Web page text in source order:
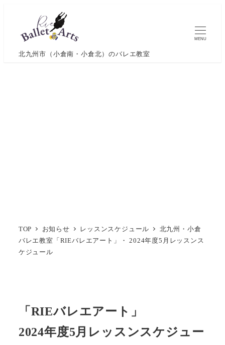
北九州市（小倉南・小倉北）のバレエ教室
MENU
TOP お知らせ レッスンスケジュール
北九州・小倉
バレエ教室「RIEバレエアート」・ 2024年度5月レッスンス
ケジュール
「RIEバレエアート」
2024年度5月レッスンスケジュー